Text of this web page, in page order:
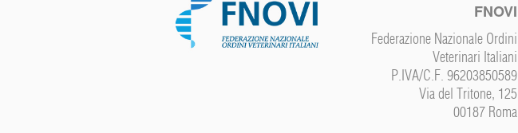
FNOVI
Federazione Nazionale Ordini
Veterinari Italiani
P.IVA/C.F. 96203850589
Via del Tritone, 125
00187 Roma